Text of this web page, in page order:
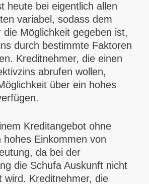
heute bei eigentlich allen
variabel, sodass dem
die Möglichkeit gegeben ist,
durch bestimmte Faktoren
Kreditnehmer, die einen
abrufen wollen,
über ein hohes
Kreditangebot ohne
hohes Einkommen von
da bei der
die Schufa Auskunft nicht
wird. Kreditnehmer, die